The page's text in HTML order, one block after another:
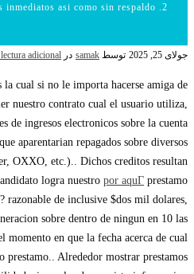
asi­ como sin respaldo » ›
جولای 25, 2025 توسط samak در adicional
cual si no le importa hacerse amiga de
nuestro contrato cual el usuario utiliza,
de ingresos electronicos sobre la cuenta
aparentarian repagados sobre diversos
OXXO, etc.).. Dichos creditos resultan
logra nuestro por aquГ­ prestamo
razonable de inclusive $dos mil dolares,
sobre dentro de ningun en 10 las
momento en que la fecha acerca de cual
prestamo.. Alrededor mostrar prestamos